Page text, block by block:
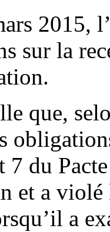
2015,
sur la
que,
7 du
et a
a